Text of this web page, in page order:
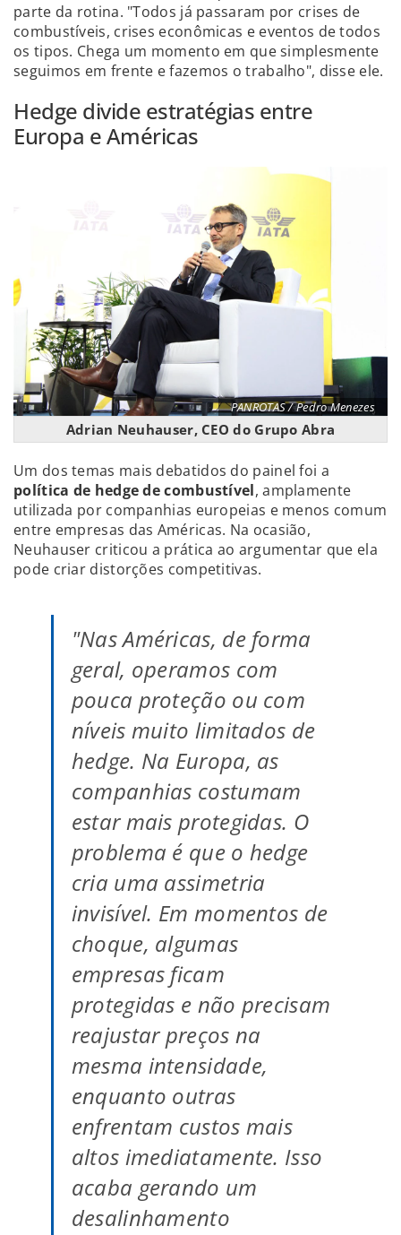
parte da rotina. "Todos já passaram por crises de
combustíveis, crises econômicas e eventos de todos
os tipos. Chega um momento em que simplesmente
seguimos em frente e fazemos o trabalho", disse ele.
Hedge divide estratégias entre
Europa e Américas
PANROTAS / Pedro Menezes
Adrian Neuhauser, CEO do Grupo Abra
Um dos temas mais debatidos do painel foi a
política de hedge de combustível, amplamente
utilizada por companhias europeias e menos comum
entre empresas das Américas. Na ocasião,
Neuhauser criticou a prática ao argumentar que ela
pode criar distorções competitivas.
"Nas Américas, de forma
geral, operamos com
pouca proteção ou com
níveis muito limitados de
hedge. Na Europa, as
companhias costumam
estar mais protegidas. O
problema é que o hedge
cria uma assimetria
invisível. Em momentos de
choque, algumas
empresas ficam
protegidas e não precisam
reajustar preços na
mesma intensidade,
enquanto outras
enfrentam custos mais
altos imediatamente. Isso
acaba gerando um
desalinhamento